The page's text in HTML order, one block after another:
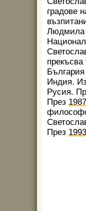
градове
Людмила
Индия.
Русия.
През 1987
През 1993